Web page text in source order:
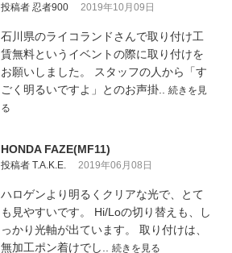
投稿者 忍者900 2019年10月09日
石川県のライコランドさんで取り付け工
賃無料というイベントの際に取り付けを
お願いしました。 スタッフの人から「す
ごく明るいですよ」とのお声掛.. 続きを見
る
HONDA FAZE(MF11)
投稿者 T.A.K.E. 2019年06月08日
ハロゲンより明るくクリアな光で、とて
も見やすいです。 Hi/Loの切り替えも、し
っかり光軸が出ています。 取り付けは、
無加工ポン着けでし.. 続きを見る